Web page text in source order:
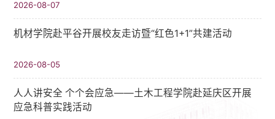
2026-08-07
机材学院赴平谷开展校友走访暨“红色1+1”共建活动
2026-08-05
人人讲安全 个个会应急——土木工程学院赴延庆区开展
应急科普实践活动